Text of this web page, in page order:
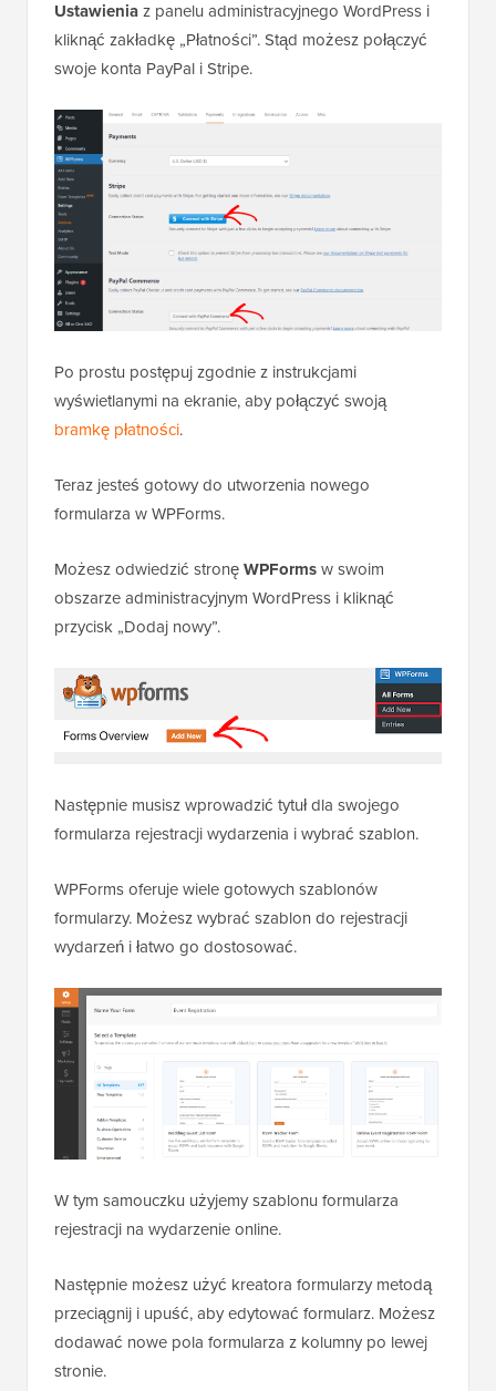
Ustawieniaz panelu administracyjnego WordPress i
kliknąć zakładkę „Płatności”. Stąd możesz połączyć
swoje konta PayPal i Stripe.
Po prostu postępuj zgodnie z instrukcjami
wyświetlanymi na ekranie, aby połączyć swoją
bramkę płatności.
Teraz jesteś gotowy do utworzenia nowego
formularza w WPForms.
Możesz odwiedzić stronęWPFormsw swoim
obszarze administracyjnym WordPress i kliknąć
przycisk „Dodaj nowy”.
Następnie musisz wprowadzić tytuł dla swojego
formularza rejestracji wydarzenia i wybrać szablon.
WPForms oferuje wiele gotowych szablonów
formularzy. Możesz wybrać szablon do rejestracji
wydarzeń i łatwo go dostosować.
W tym samouczku użyjemy szablonu formularza
rejestracji na wydarzenie online.
Następnie możesz użyć kreatora formularzy metodą
przeciągnij i upuść, aby edytować formularz. Możesz
dodawać nowe pola formularza z kolumny po lewej
stronie.